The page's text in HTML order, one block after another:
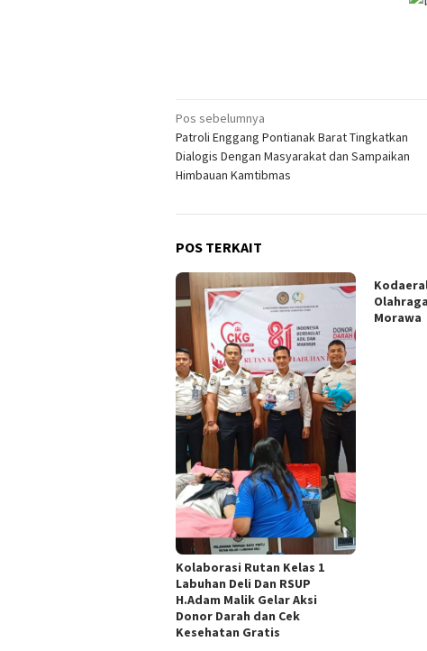
Navigasi
pos
Pos sebelumnya
Patroli Enggang Pontianak Barat Tingkatkan
Dialogis Dengan Masyarakat dan Sampaikan
Himbauan Kamtibmas
POS TERKAIT
Kolaborasi Rutan Kelas 1
Labuhan Deli Dan RSUP
H.Adam Malik Gelar Aksi
Donor Darah dan Cek
Kesehatan Gratis
Morawa